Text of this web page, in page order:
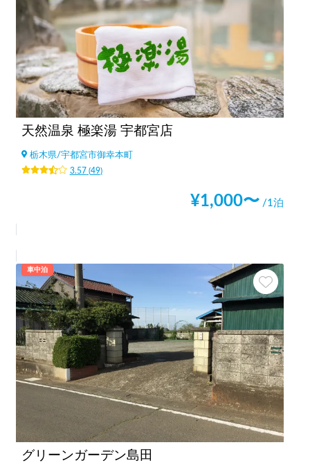
天然温泉 極楽湯 宇都宮店
栃木県/宇都宮市御幸本町
3.57(49)
¥1,000〜 /1泊
車中泊
グリーンガーデン島田